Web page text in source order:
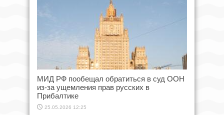
МИД РФ пообещал обратиться в суд ООН
из-за ущемления прав русских в
Прибалтике
25.05.2026 12:25